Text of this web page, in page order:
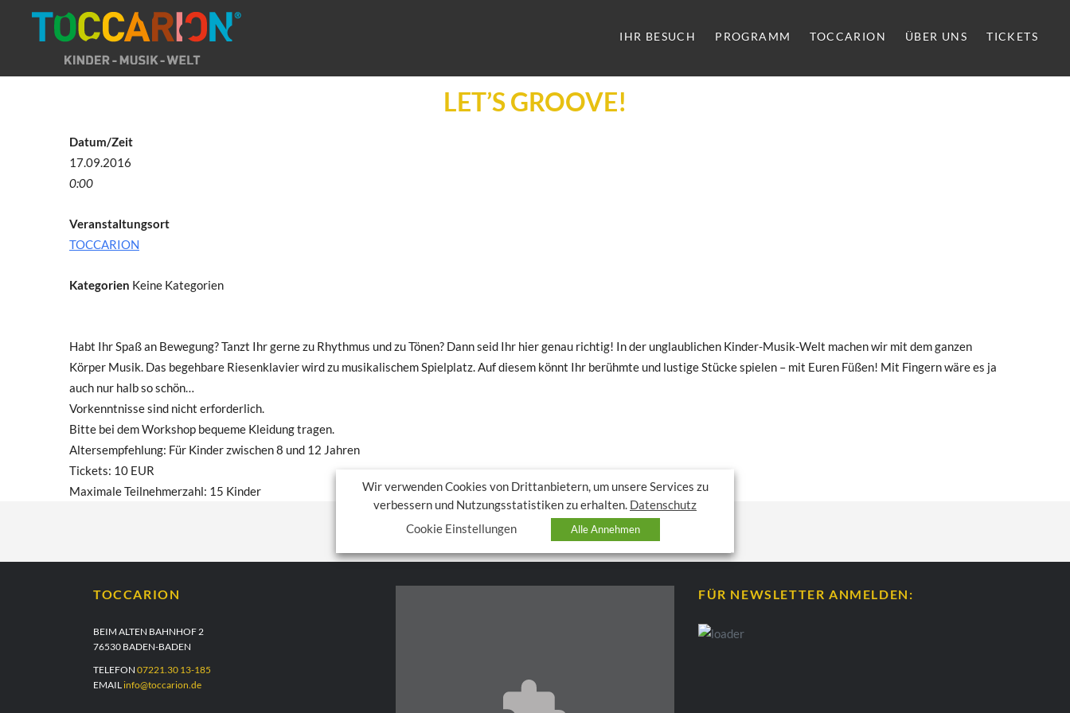
IHR BESUCH PROGRAMM TOCCARION ÜBER UNS TICKETS
LET’S GROOVE!
Datum/Zeit
17.09.2016
0:00
Veranstaltungsort
TOCCARION
Kategorien Keine Kategorien
Habt Ihr Spaß an Bewegung? Tanzt Ihr gerne zu Rhythmus und zu Tönen? Dann seid Ihr hier genau richtig! In der unglaublichen Kinder-Musik-Welt machen wir mit dem ganzen
Körper Musik. Das begehbare Riesenklavier wird zu musikalischem Spielplatz. Auf diesem könnt Ihr berühmte und lustige Stücke spielen – mit Euren Füßen! Mit Fingern wäre es ja
auch nur halb so schön…
Vorkenntnisse sind nicht erforderlich.
Bitte bei dem Workshop bequeme Kleidung tragen.
Altersempfehlung: Für Kinder zwischen 8 und 12 Jahren
Tickets: 10 EUR
Maximale Teilnehmerzahl: 15 Kinder
TOCCARION
BEIM ALTEN BAHNHOF 2
76530 BADEN-BADEN
TELEFON 07221.30 13-185
EMAIL info@toccarion.de
FÜR NEWSLETTER ANMELDEN:
Wir verwenden Cookies von Drittanbietern, um unsere Services zu
verbessern und Nutzungsstatistiken zu erhalten. Datenschutz
Cookie Einstellungen
Alle Annehmen